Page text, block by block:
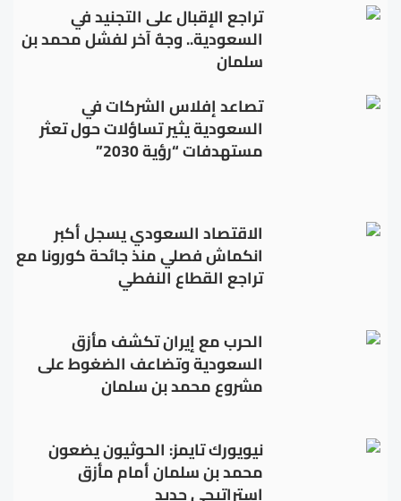
تراجع الإقبال على التجنيد في
السعودية.. وجهٌ آخر لفشل محمد بن
سلمان
تصاعد إفلاس الشركات في
السعودية يثير تساؤلات حول تعثر
مستهدفات “رؤية 2030”
الاقتصاد السعودي يسجل أكبر
انكماش فصلي منذ جائحة كورونا مع
تراجع القطاع النفطي
الحرب مع إيران تكشف مأزق
السعودية وتضاعف الضغوط على
مشروع محمد بن سلمان
نيويورك تايمز: الحوثيون يضعون
محمد بن سلمان أمام مأزق
استراتيجي جديد